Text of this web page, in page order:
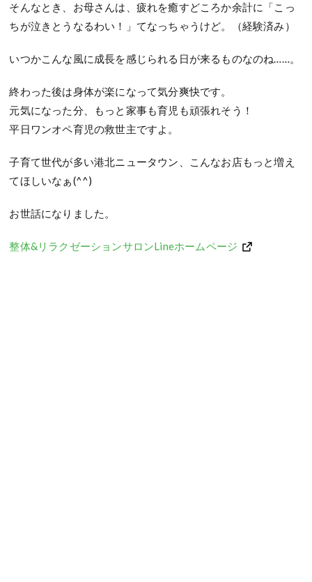
そんなとき、お母さんは、疲れを癒すどころか余計に「こっ
ちが泣きとうなるわい！」てなっちゃうけど。（経験済み）
いつかこんな風に成長を感じられる日が来るものなのね……。
終わった後は身体が楽になって気分爽快です。
元気になった分、もっと家事も育児も頑張れそう！
平日ワンオペ育児の救世主ですよ。
子育て世代が多い港北ニュータウン、こんなお店もっと増え
てほしいなぁ(^^)
お世話になりました。
整体&リラクゼーションサロンLineホームページ